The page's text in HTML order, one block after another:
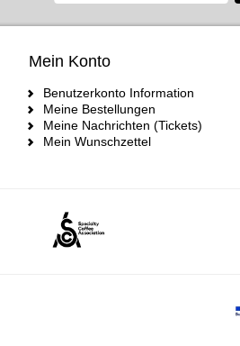
Mein Konto
Benutzerkonto Information
Meine Bestellungen
Meine Nachrichten (Tickets)
Mein Wunschzettel